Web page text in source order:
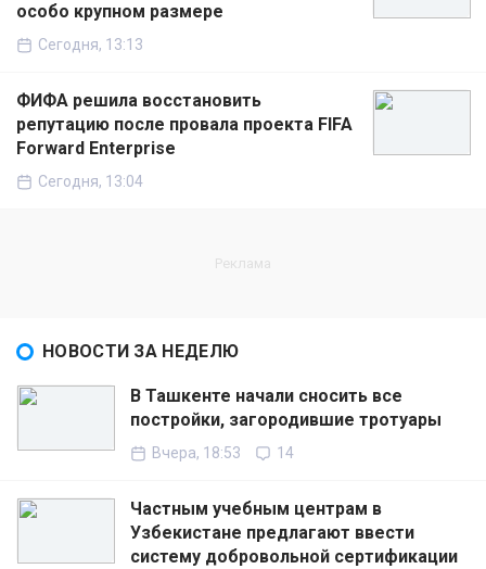
особо крупном размере
Сегодня, 13:13
ФИФА решила восстановить
репутацию после провала проекта FIFA
Forward Enterprise
Сегодня, 13:04
НОВОСТИ ЗА НЕДЕЛЮ
В Ташкенте начали сносить все
постройки, загородившие тротуары
Вчера, 18:53 14
Частным учебным центрам в
Узбекистане предлагают ввести
систему добровольной сертификации